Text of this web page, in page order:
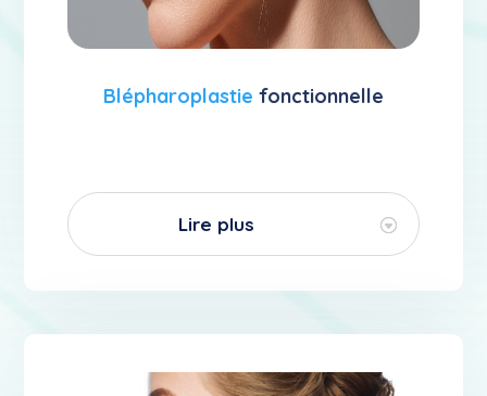
Blépharoplastie fonctionnelle
Lire plus